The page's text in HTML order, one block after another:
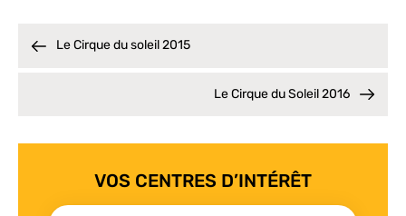
VOS CENTRES D’INTÉRÊT
Le Cirque du soleil 2015
Le Cirque du Soleil 2016